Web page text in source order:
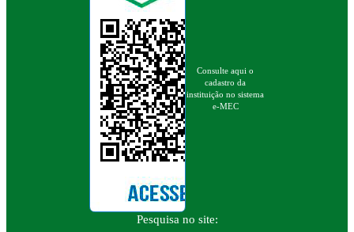
Consulte aqui o
cadastro da
instituição no sistema
e-MEC
Pesquisa no site: